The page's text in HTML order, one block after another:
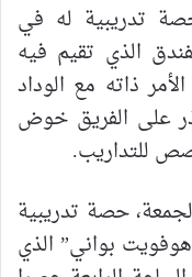
تدريبية له في
الذي تقيم فيه
ذاته مع الوداد
على الفريق خوض
للتداريب.
حصة تدريبية
بواني” الذي